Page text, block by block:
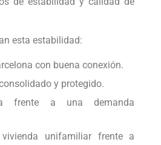
esta estabilidad:
con buena conexión.
y protegido.
frente a una demanda
vivienda unifamiliar frente a